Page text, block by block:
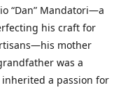
“Dan” Mandatori—a
his craft for
mother
was a
a passion for